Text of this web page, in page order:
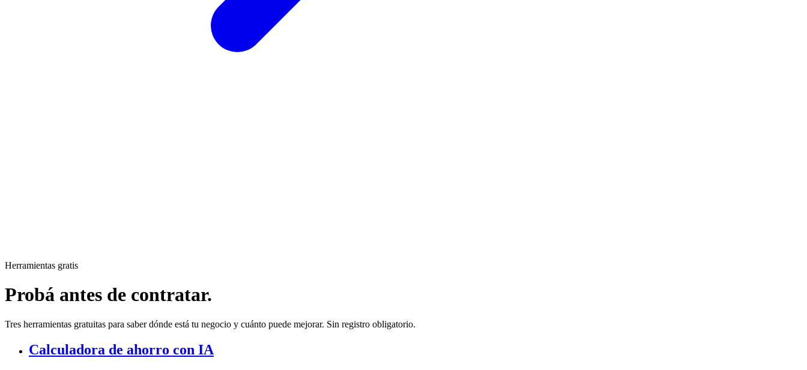
Herramientas gratis
Probá antes de contratar.
Tres herramientas gratuitas para saber dónde está tu negocio y cuánto puede mejorar. Sin registro obligatorio.
Calculadora de ahorro con IA